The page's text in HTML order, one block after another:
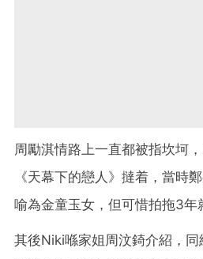
周勵淇情路上一直都被指坎坷
《天幕下的戀人》撻着，當時
喻為金童玉女，但可惜拍拖3年
其後Niki喺家姐周汶錡介紹，同